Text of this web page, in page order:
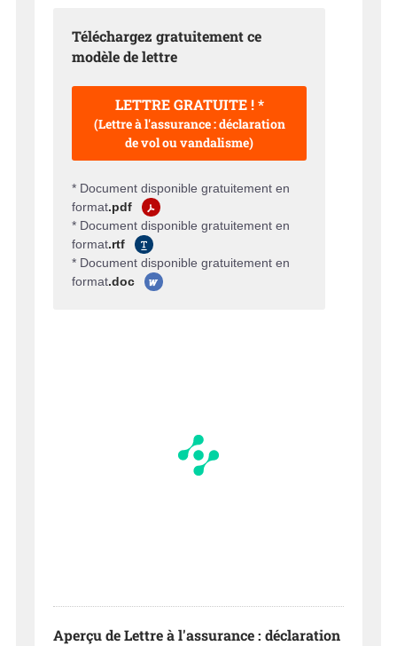
Téléchargez gratuitement ce
modèle de lettre
LETTRE GRATUITE ! *
(Lettre à l'assurance : déclaration
de vol ou vandalisme)
* Document disponible gratuitement en
format.pdf
* Document disponible gratuitement en
format.rtf
* Document disponible gratuitement en
format.doc
Aperçu de Lettre à l'assurance : déclaration